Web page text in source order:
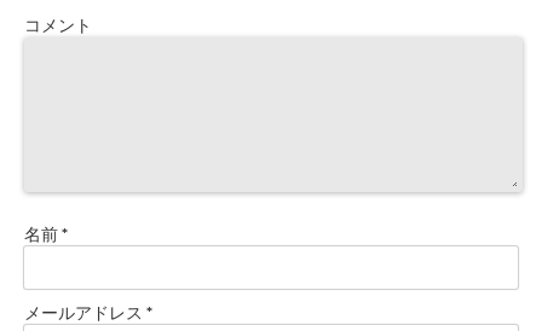
コメント
名前*
メールアドレス *